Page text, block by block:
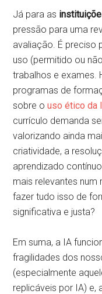
Já para as
pressão para uma
avaliação. É preciso
uso (permitido ou
trabalhos e exames.
programas de
sobre ouso ético da
currículo demanda
valorizando ainda
criatividade, a
aprendizado
mais relevantes
fazer tudo isso de
significativa e justa?
Em suma, a IA
fragilidades dos
(especialmente
replicáveis por IA)